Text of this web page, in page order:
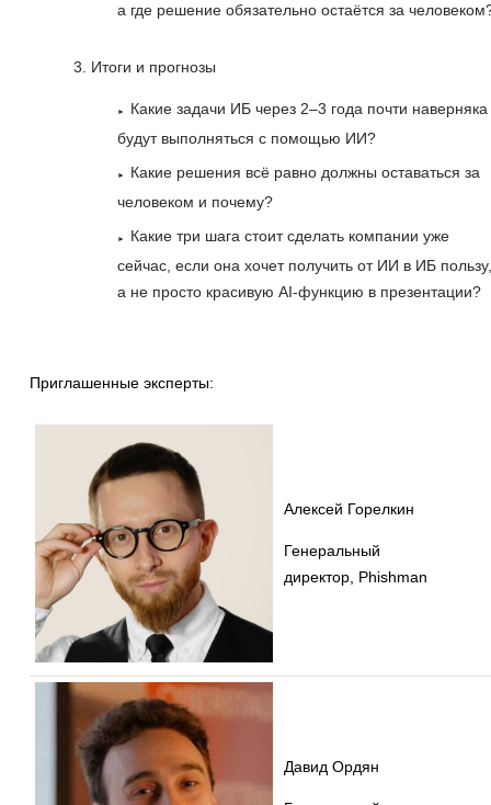
а где решение обязательно остаётся за
Итоги и прогнозы
Какие задачи ИБ через 2–3 года почти наверняка
будут выполняться с помощью ИИ?
Какие решения всё равно должны оставаться за
человеком и почему?
Какие три шага стоит сделать компании уже
сейчас, если она хочет получить от ИИ в ИБ пользу,
а не просто красивую AI-функцию в презентации?
Приглашенные эксперты:
Алексей Горелкин
Генеральный
директор, Phishman
Давид Ордян